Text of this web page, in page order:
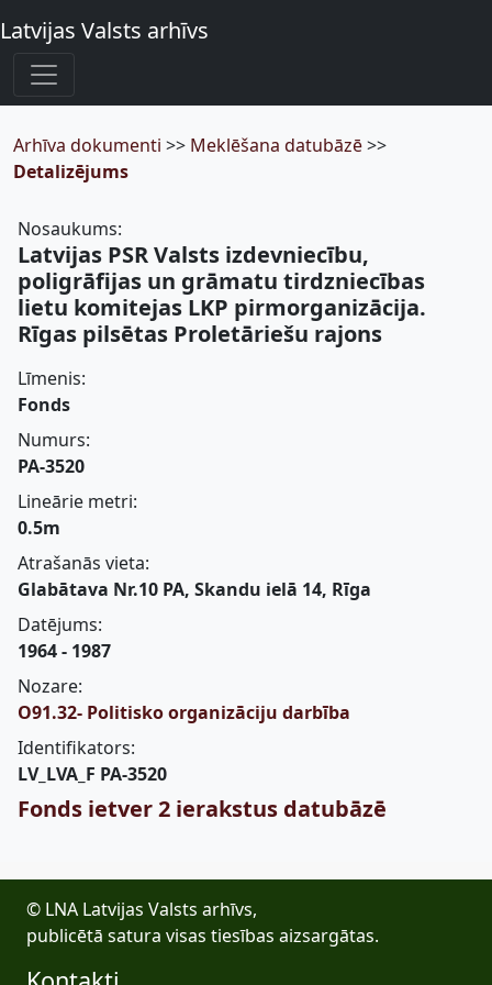
Latvijas Valsts arhīvs
Arhīva dokumenti >> Meklēšana datubāzē>>
Detalizējums
Nosaukums:
Latvijas PSR Valsts izdevniecību,
poligrāfijas un grāmatu tirdzniecības
lietu komitejas LKP pirmorganizācija.
Rīgas pilsētas Proletāriešu rajons
Līmenis:
Fonds
Numurs:
PA-3520
Lineārie metri:
0.5m
Atrašanās vieta:
Glabātava Nr.10 PA, Skandu ielā 14, Rīga
Datējums:
1964 - 1987
Nozare:
O91.32- Politisko organizāciju darbība
Identifikators:
LV_LVA_F PA-3520
Fonds ietver 2 ierakstus datubāzē
© LNA Latvijas Valsts arhīvs,
publicētā satura visas tiesības aizsargātas.